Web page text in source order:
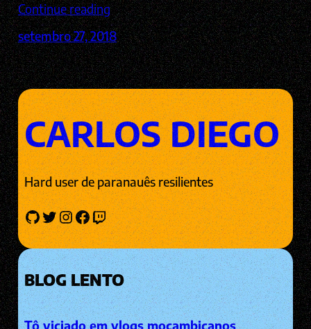
Continue reading
setembro 27, 2018
CARLOS DIEGO
Hard user de paranauês resilientes
GitHub Twitter InstagramFacebook Twitch
BLOG LENTO
Tô viciado em vlogs moçambicanos